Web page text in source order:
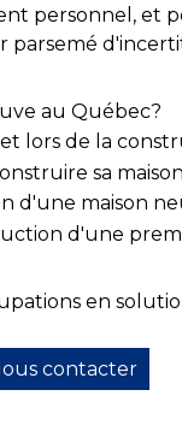
personnel, et
parsemé
au Québec?
lors de la
sa
d'une maison
d'une
en
contacter